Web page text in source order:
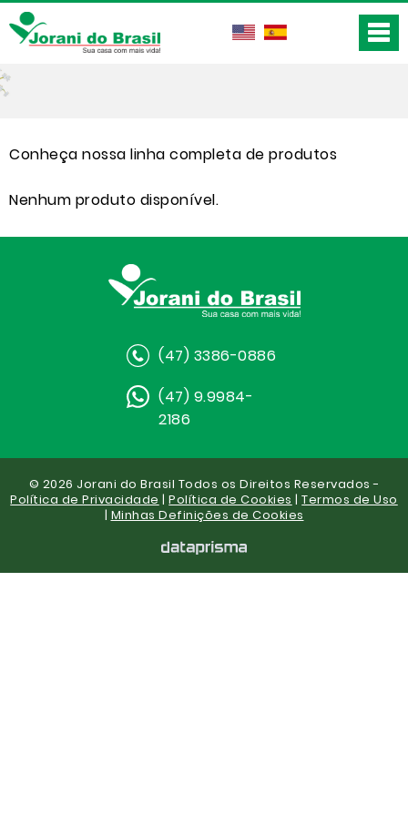
Conheça nossa linha completa de produtos
Nenhum produto disponível.
(47) 3386-0886
(47) 9.9984-
2186
© 2026 Jorani do Brasil Todos os Direitos Reservados -
Política de Privacidade |Política de Cookies |Termos de Uso
| Minhas Definições de Cookies